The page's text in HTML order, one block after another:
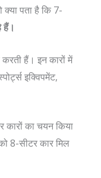
पता है कि 7-
हैं।
हैं। इन कारों में
इक्विपमेंट,
का चयन किया
8-सीटर कार मिल